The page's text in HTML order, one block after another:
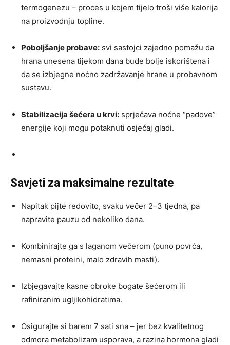
termogenezu – proces u kojem tijelo troši više kalorija
na proizvodnju topline.
Poboljšanje probave: svi sastojci zajedno pomažu da
hrana unesena tijekom dana bude bolje iskorištena i
da se izbjegne noćno zadržavanje hrane u probavnom
sustavu.
Stabilizacija šećera u krvi: sprječava noćne “padove”
energije koji mogu potaknuti osjećaj gladi.
Savjeti za maksimalne rezultate
Napitak pijte redovito, svaku večer 2–3 tjedna, pa
napravite pauzu od nekoliko dana.
Kombinirajte ga s laganom večerom (puno povrća,
nemasni proteini, malo zdravih masti).
Izbjegavajte kasne obroke bogate šećerom ili
rafiniranim ugljikohidratima.
Osigurajte si barem 7 sati sna – jer bez kvalitetnog
odmora metabolizam usporava, a razina hormona gladi